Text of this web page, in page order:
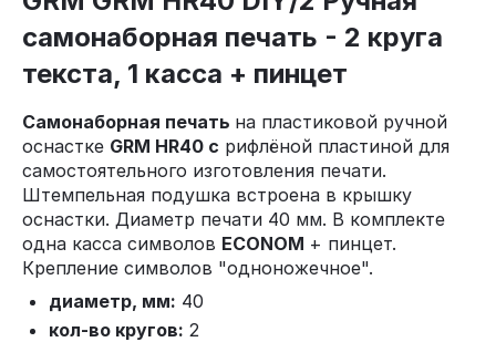
самонаборная печать - 2 круга
текста, 1 касса + пинцет
Самонаборная печать на пластиковой ручной
оснастке GRM HR40 c рифлёной пластиной для
самостоятельного изготовления печати.
Штемпельная подушка встроена в крышку
оснастки. Диаметр печати 40 мм. В комплекте
одна касса символов ECONOM + пинцет.
Крепление символов "одноножечное".
диаметр, мм: 40
кол-во кругов: 2